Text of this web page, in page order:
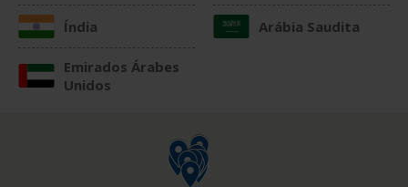
Índia Arábia Saudita
Emirados Árabes
Unidos